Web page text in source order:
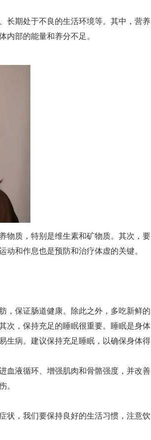
长期处于不良的生活环境等。其中，营养
内部的能量和养分不足。
物质，特别是维生素和矿物质。其次，要
和作息也是预防和治疗体虚的关键。
，保证肠道健康。除此之外，多吃新鲜的
次，保持充足的睡眠很重要。睡眠是身体
生病。建议保持充足睡眠，以确保身体得
血液循环、增强肌肉和骨骼强度，并改善
。
状，我们要保持良好的生活习惯，注意饮